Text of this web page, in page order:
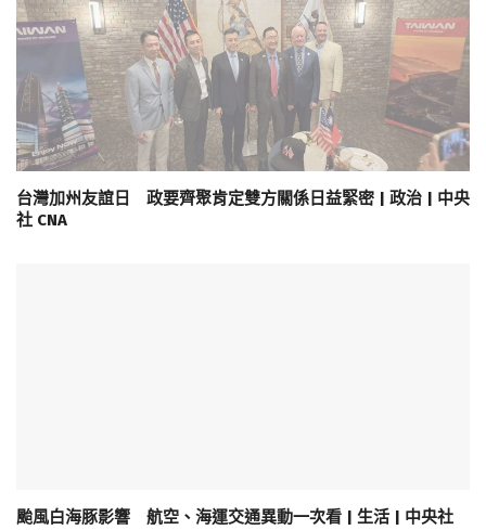
台灣加州友誼日 政要齊聚肯定雙方關係日益緊密 | 政治 | 中央
社 CNA
颱風白海豚影響 航空、海運交通異動一次看 | 生活 | 中央社